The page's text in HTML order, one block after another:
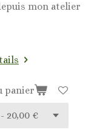
mon atelier
panier